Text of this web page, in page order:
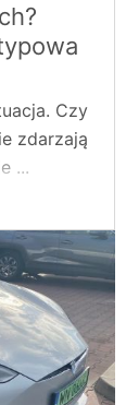
Czy
zdarzają
...